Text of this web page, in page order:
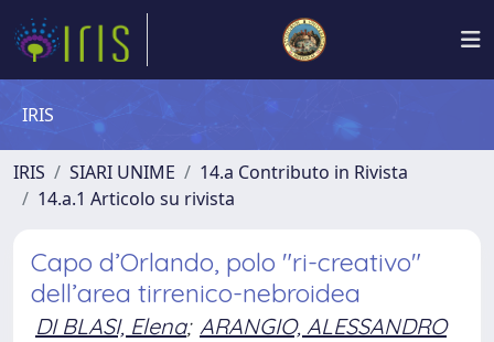
IRIS
IRIS SIARI UNIME
14.a Contributo in Rivista
14.a.1 Articolo su rivista
Capo d’Orlando, polo "ri-creativo"
dell’area tirrenico-nebroidea
DI BLASI, Elena; ARANGIO, ALESSANDRO